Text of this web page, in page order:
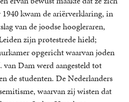
1940 kwam de ariërverklaring, in
van de joodse hoogleraren,
zijn protestrede hield;
opgericht waarvan joden
Dam werd aangesteld tot
de studenten. De Nederlanders
waarvan zij wisten dat